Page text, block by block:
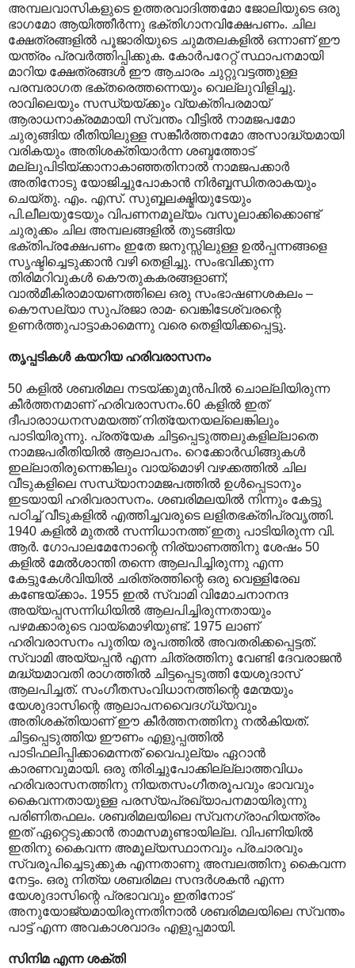
അമ്പലവാസികളുടെ ഉത്തരവാദിത്തമോ ജോലിയുടെ ഒരു
ഭാഗമോ ആയിത്തീർന്നു ഭക്തിഗാനവിക്ഷേപണം. ചില
ക്ഷേത്രങ്ങളിൽ പൂജാരിയുടെ ചുമതലകളിൽ ഒന്നാണ് ഈ
യന്ത്രം പ്രവർത്തിപ്പിക്കുക. കോർപറേറ്റ് സ്ഥാപനമായി
മാറിയ ക്ഷേത്രങ്ങൾ ഈ ആചാരം ചുറ്റുവട്ടത്തുള്ള
പരമ്പരാഗത ഭക്തരെത്തന്നെയും വെല്ലുവിളിച്ചു.
രാവിലെയും സന്ധ്യയ്ക്കും വ്യക്തിപരമായ്
ആരാധനാക്രമമായി സ്വന്തം വീട്ടിൽ നാമജപമോ
ചുരുങ്ങിയ രീതിയിലുള്ള സങ്കീർത്തനമോ അസാദ്ധ്യമായി
വരികയും അതിശക്തിയാർന്ന ശബ്ദത്തോട്
മല്ലുപിടിയ്ക്കാനാകാഞ്ഞതിനാൽ നാമജപക്കാർ
അതിനോടു യോജിച്ചുപോകാൻ നിർബ്ബന്ധിതരാകയും
ചെയ്തു. എം. എസ്. സുബ്ബലക്ഷ്മിയുടേയും
പി.ലീലയുടേയും വിപണനമൂല്യം വസൂലാക്കിക്കൊണ്ട്
ചുരുക്കം ചില അമ്പലങ്ങളിൽ തുടങ്ങിയ
ഭക്തിപ്രക്ഷേപണം ഇതേ ജനുസ്സിലുള്ള ഉൽ‌പ്പന്നങ്ങളെ
സൃഷ്ടിച്ചെടുക്കാൻ വഴി തെളിച്ചു. സംഭവിക്കുന്ന
തിരിമറിവുകൾ കൌതുകകരങ്ങളാണ്;
വാൽമീകിരാമായണത്തിലെ ഒരു സംഭാഷണശകലം –
കൌസല്യാ സുപ്രജാ രാമ- വെങ്കിടേശ്വരന്റെ
ഉണർത്തുപാട്ടാകാമെന്നു വരെ തെളിയിക്കപ്പെട്ടു.
തൃപ്പടികൾ കയറിയ ഹരിവരാസനം
50 കളിൽ ശബരിമല നടയ്ക്കുമുൻപിൽ ചൊല്ലിയിരുന്ന
കീർത്തനമാണ് ഹരിവരാസനം.60 കളിൽ ഇത്
ദീപാരാ‍ാധനസമയത്ത് നിത്യേനയല്ലെങ്കിലും
പാടിയിരുന്നു. പ്രത്യേക ചിട്ടപ്പെടുത്തലുകളില്ലാതെ
നാമജപരീതിയിൽ ആലാപനം. റെക്കോർഡിങ്ങുകൾ
ഇല്ലാതിരുന്നെങ്കിലും വായ്മൊഴി വഴക്കത്തിൽ ചില
വീടുകളിലെ സന്ധ്യാനാമജപത്തിൽ ഉൾപ്പെടാനും
ഇടയായി ഹരിവരാസനം. ശബരിമലയിൽ നിന്നും കേട്ടു
പഠിച്ച് വീടുകളിൽ എത്തിച്ചവരുടെ ലളിതഭക്തിപ്രവൃത്തി.
1940 കളിൽ മുതൽ സന്നിധാനത്ത് ഇതു പാടിയിരുന്ന വി.
ആർ. ഗോപാലമേനോന്റെ നിര്യാണത്തിനു ശേഷം 50
കളിൽ മേൽശാന്തി തന്നെ ആലപിച്ചിരുന്നു എന്ന
കേട്ടുകേൾവിയിൽ ചരിത്രത്തിന്റെ ഒരു വെള്ളിരേഖ
കണ്ടേയ്ക്കാം. 1955 ഇൽ സ്വാമി വിമോചനാനന്ദ
അയ്യപ്പസന്നിധിയിൽ ആലപിച്ചിരുന്നതായും
പഴമക്കാരുടെ വായ്മൊഴിയുണ്ട്. 1975 ലാണ്
ഹരിവരാസനം പുതിയ രൂപത്തിൽ അവതരിക്കപ്പെട്ടത്.
സ്വാമി അയ്യപ്പൻ എന്ന ചിത്രത്തിനു വേണ്ടി ദേവരാജൻ
മദ്ധ്യമാവതി രാഗത്തിൽ ചിട്ടപ്പെടുത്തി യേശുദാസ്
ആലപിച്ചത്. സംഗീതസംവിധാനത്തിന്റെ മേന്മയും
യേശുദാസിന്റെ ആലാപനവൈദഗ്ധ്യവും
അതിശക്തിയാണ് ഈ കീർത്തനത്തിനു നൽകിയത്.
ചിട്ടപ്പെടുത്തിയ ഈണം എളുപ്പത്തിൽ
പാടിഫലിപ്പിക്കാമെന്നത് വൈപുല്യം ഏറാൻ
കാരണവുമായി. ഒരു തിരിച്ചുപോക്കില്ല്ലാത്തവിധം
ഹരിവരാസനത്തിനു നിയതസംഗീതരൂപവും ഭാവവും
കൈവന്നതായുള്ള പരസ്യപ്രഖ്യാപനമായിരുന്നു
പരിണിതഫലം. ശബരിമലയിലെ സ്വനഗ്രാഹിയന്ത്രം
ഇത് ഏറ്റെടുക്കാൻ താമസമുണ്ടായില്ല. വിപണിയിൽ
ഇതിനു കൈവന്ന അമൂല്യസ്ഥാനവും പ്രചാരവും
സ്വരൂപിച്ചെടുക്കുക എന്നതാണു അമ്പലത്തിനു കൈവന്ന
നേട്ടം. ഒരു നിത്യ ശബരിമല സന്ദർശകൻ എന്ന
യേശുദാസിന്റെ പ്രഭാവവും ഇതിനോട്
അനുയോജ്യമായിരുന്നതിനാൽ ശബരിമലയിലെ സ്വന്തം
പാട്ട് എന്ന അവകാശവാദം എളുപ്പമായി.
സിനിമ എന്ന ശക്തി